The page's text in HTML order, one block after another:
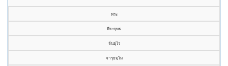
พระ
พีระยุทธ
จั่นอุไร
จารุธมฺโม